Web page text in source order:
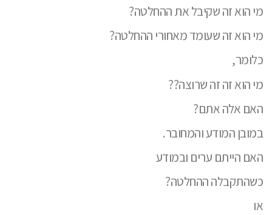
מי הוא זה שקיבל את ההחלטה?
מי הוא זה שעומד מאחורי ההחלטה?
כלומר,
מי הוא זה זה שרוצה??
האם אלה אתם?
במובן המודע והמחובר.
האם הייתם ערים ובמודע
כשהתקבלה ההחלטה?
או